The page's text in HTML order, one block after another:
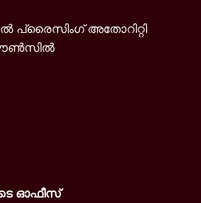
പ്രൈസിംഗ് അതോറിറ്റി
ഓഫീസ്